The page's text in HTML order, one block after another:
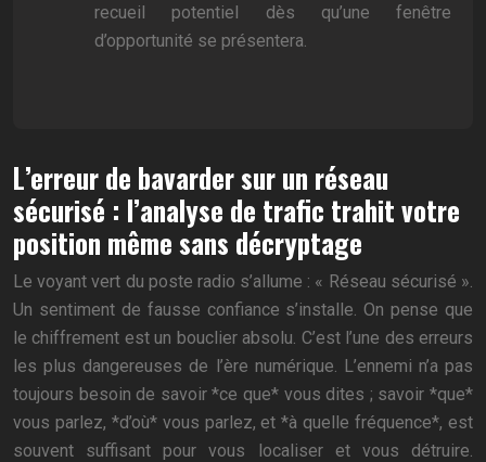
recueil potentiel dès qu’une fenêtre
d’opportunité se présentera.
L’erreur de bavarder sur un réseau
sécurisé : l’analyse de trafic trahit votre
position même sans décryptage
Le voyant vert du poste radio s’allume : « Réseau sécurisé ».
Un sentiment de fausse confiance s’installe. On pense que
le chiffrement est un bouclier absolu. C’est l’une des erreurs
les plus dangereuses de l’ère numérique. L’ennemi n’a pas
toujours besoin de savoir *ce que* vous dites ; savoir *que*
vous parlez, *d’où* vous parlez, et *à quelle fréquence*, est
souvent suffisant pour vous localiser et vous détruire.